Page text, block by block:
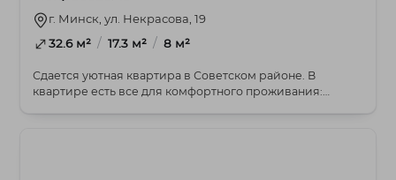
г. Минск, ул. Некрасова, 19
32.6 м² / 17.3 м² / 8 м²
Сдается уютная квартира в Советском районе. В
квартире есть все для комфортного проживания: